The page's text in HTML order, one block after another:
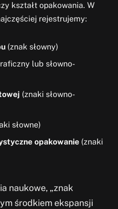
kształt opakowania. W
rejestrujemy:
(znak słowny)
lub słowno-
(znaki słowno-
słowne)
opakowanie (znaki
naukowe, „znak
środkiem ekspansji